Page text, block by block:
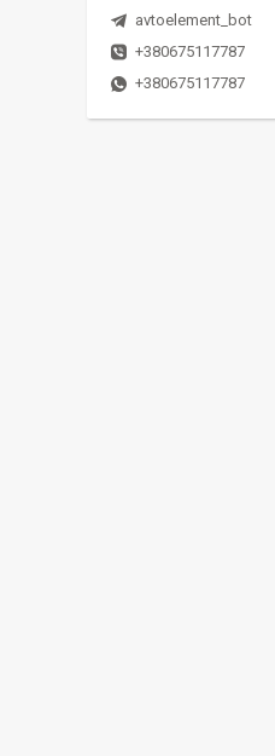
avtoelement_bot
+380675117787
+380675117787